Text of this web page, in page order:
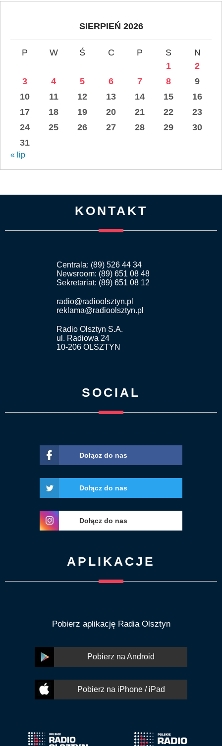
SIERPIEŃ 2026
P W Ś C P S
N
1
2
3
4 5 6 7 8
9
10
11 12 13 14 15
16
17
18 19 20 21 22
23
24
25 26 27 28 29
30
31
« lip
KONTAKT
Centrala: (89) 526 44 34
Newsroom: (89) 651 08 48
Sekretariat: (89) 651 08 12
radio@radioolsztyn.pl
reklama@radioolsztyn.pl
Radio Olsztyn S.A.
ul. Radiowa 24
10-206 OLSZTYN
SOCIAL
Dołącz do nas
Dołącz do nas
Dołącz do nas
APLIKACJE
Pobierz aplikację Radia Olsztyn
Pobierz na Android
Pobierz na iPhone / iPad